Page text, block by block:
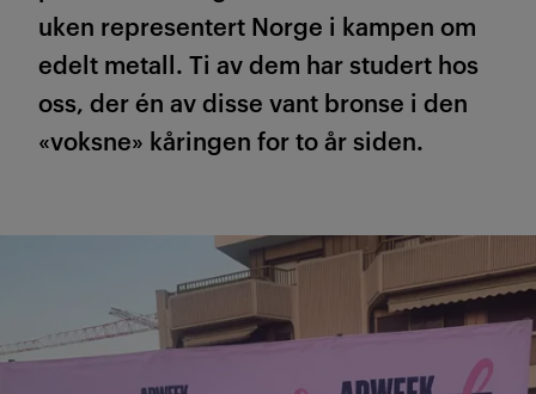
uken representert Norge i kampen om
edelt metall. Ti av dem har studert hos
oss, der én av disse vant bronse i den
«voksne» kåringen for to år siden.